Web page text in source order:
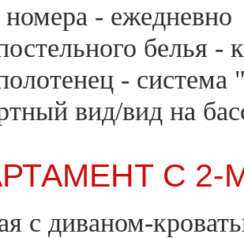
номера - ежедневно
белья
-
вид/вид на
С
с диваном-